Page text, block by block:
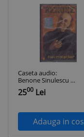
Caseta audio:
Benone Sinulescu -
Fiul risipitor ( 2005,
originala, SIGILATA )
2500 Lei
Adauga in cos